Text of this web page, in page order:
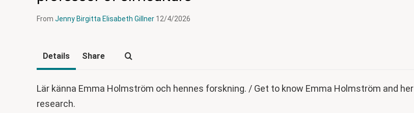
From Jenny Birgitta Elisabeth Gillner 12/4/2026
Details Share
Lär känna Emma Holmström och hennes forskning. / Get to know Emma Holmström and her
research.